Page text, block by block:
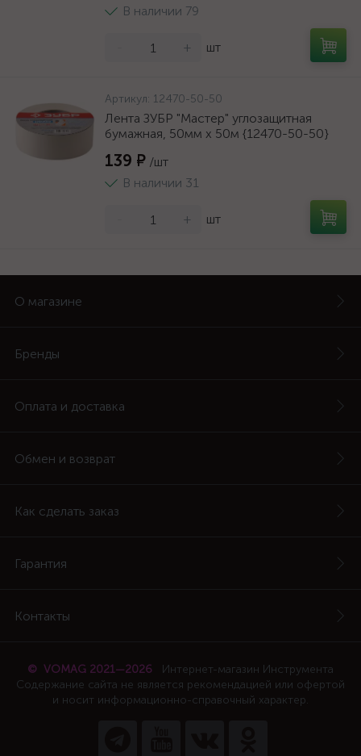
В наличии 79
+ шт
Артикул: 12470-50-50
Лента ЗУБР "Мастер" углозащитная
бумажная, 50мм х 50м {12470-50-50}
139 ₽ /шт
В наличии 31
+ шт
О магазине
Бренды
Оплата и доставка
Обмен и возврат
Как сделать заказ
Гарантия
Контакты
© VOMAG 2021—2026
Интернет-магазин Инструмента
Содержание сайта не является рекомендацией или офертой
и носит информационно-справочный характер.